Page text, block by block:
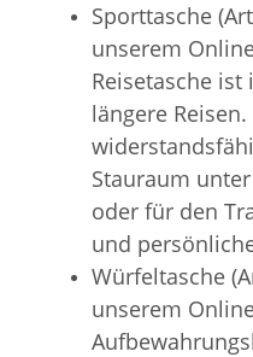
Sporttasche
unserem
Reisetasche
längere
Stauraum
oder für den
und
Würfeltasche
unserem